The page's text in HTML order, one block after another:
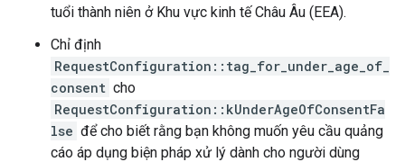
tuổi thành niên ở Khu vực kinh tế Châu Âu (EEA).
Chỉ định
RequestConfiguration::tag_for_under_age_of_
consent cho
RequestConfiguration::kUnderAgeOfConsentFa
lse để cho biết rằng bạn không muốn yêu cầu quảng
cáo áp dụng biện pháp xử lý dành cho người dùng